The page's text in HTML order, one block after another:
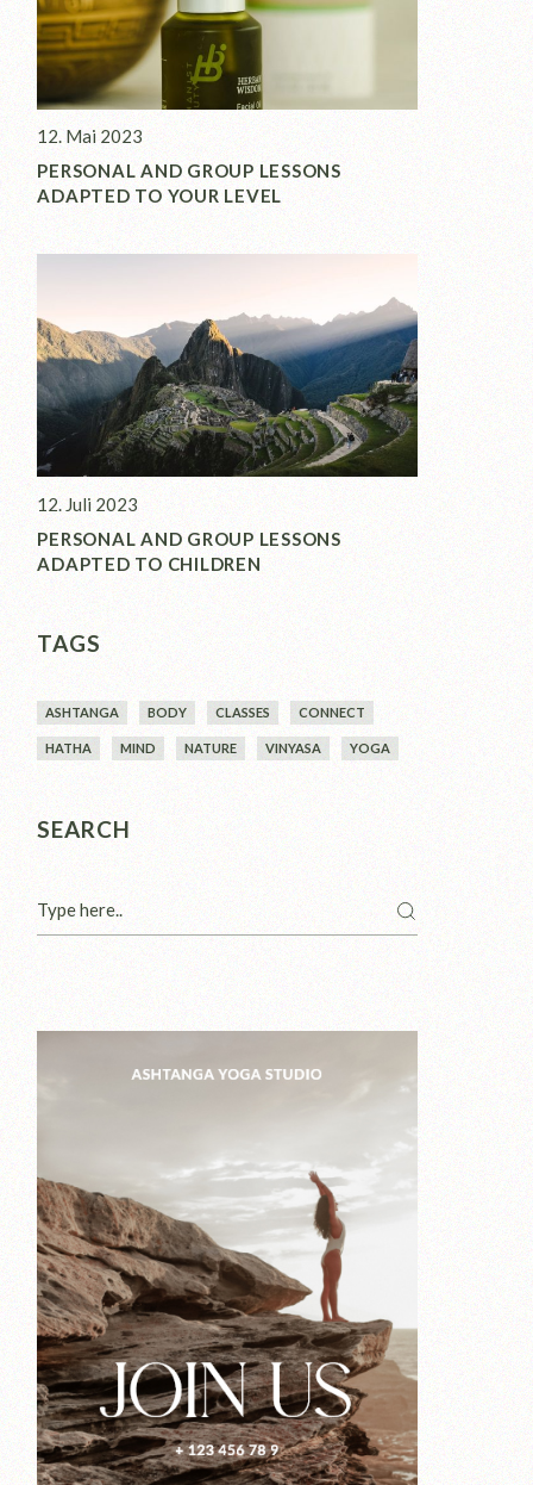
12. Mai 2023
PERSONAL AND GROUP LESSONS
ADAPTED TO YOUR LEVEL
12. Juli 2023
PERSONAL AND GROUP LESSONS
ADAPTED TO CHILDREN
TAGS
ASHTANGA BODY CLASSES CONNECT
HATHA MIND NATURE VINYASA YOGA
SEARCH